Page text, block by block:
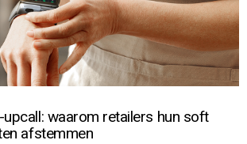
waarom retailers hun soft
afstemmen